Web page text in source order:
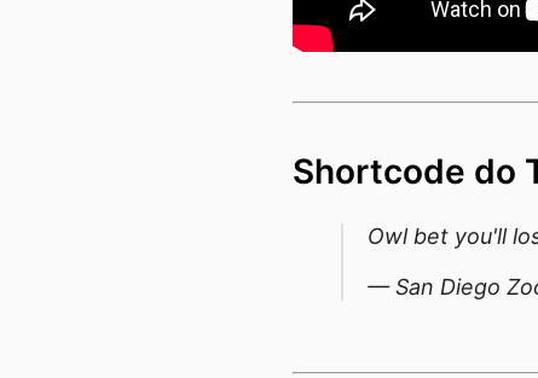
Shortcode do
Owl bet you'll
— San Diego